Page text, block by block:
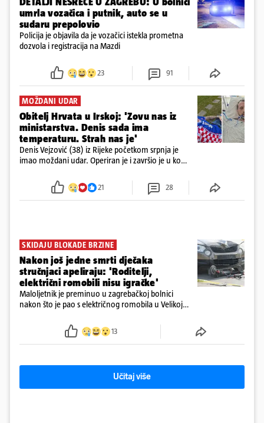
umrla vozačica i putnik, auto se u
sudaru prepolovio
Policija je objavila da je vozačici istekla prometna
dozvola i registracija na Mazdi
23 91
MOŽDANI UDAR
Obitelj Hrvata u Irskoj: 'Zovu nas iz
ministarstva. Denis sada ima
temperaturu. Strah nas je'
Denis Vejzović (38) iz Rijeke početkom srpnja je
imao moždani udar. Operiran je i završio je u komi.
tamošnji liječnici ne vjeruju u oporavak: 'Imamo
21 28
SKIDAJU BLOKADE BRZINE
Nakon još jedne smrti dječaka
stručnjaci apeliraju: 'Roditelji,
električni romobili nisu igračke'
Maloljetnik je preminuo u zagrebačkoj bolnici
nakon što je pao s električnog romobila u Velikoj
13
Učitaj više